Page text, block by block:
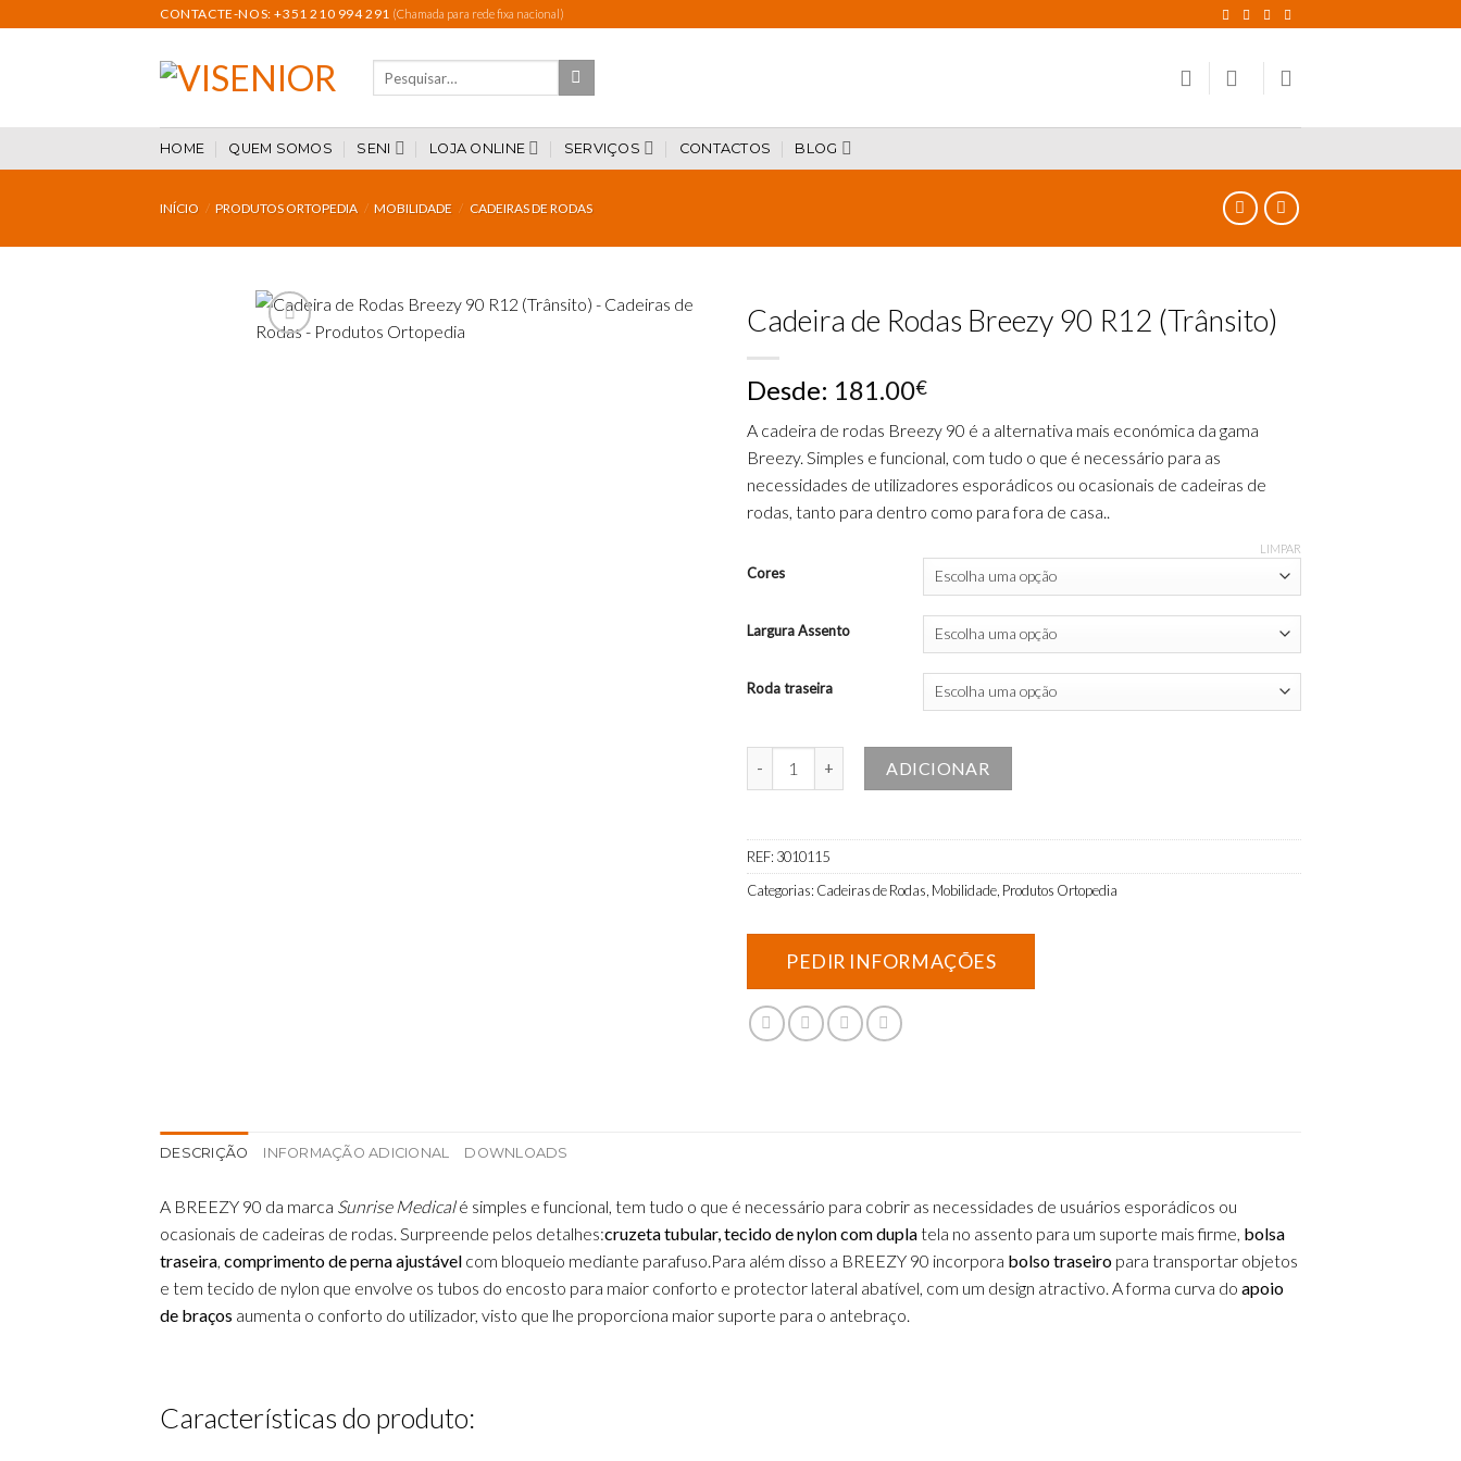
CONTACTE-NOS: +351 210 994 291 (Chamada para rede fixa nacional)
HOME QUEM SOMOS SENI LOJA ONLINE SERVIÇOS CONTACTOS BLOG
INÍCIO / PRODUTOS ORTOPEDIA / MOBILIDADE / CADEIRAS DE RODAS
Cadeira de Rodas Breezy 90 R12 (Trânsito)
Desde: 181.00€
A cadeira de rodas Breezy 90 é a alternativa mais económica da gama
Breezy. Simples e funcional, com tudo o que é necessário para as
necessidades de utilizadores esporádicos ou ocasionais de cadeiras de
rodas, tanto para dentro como para fora de casa..
Cores
Largura Assento
Roda traseira
LIMPAR
ADICIONAR
REF: 3010115
Categorias: Cadeiras de Rodas Mobilidade Produtos Ortopedia
DESCRIÇÃO INFORMAÇÃO ADICIONAL DOWNLOADS
A BREEZY 90 da marca Sunrise Medicalé simples e funcional, tem tudo o que é necessário para cobrir as necessidades de usuários esporádicos ou
ocasionais de cadeiras de rodas. Surpreende pelos detalhes:cruzeta tubular,tecido de nylon com duplatela no assento para um suporte mais firme, bolsa
traseira, comprimento de perna ajustável com bloqueio mediante parafuso.Para além disso a BREEZY 90 incorpora bolso traseiro para transportar objetos
e tem tecido de nylon que envolve os tubos do encosto para maior conforto e protector lateral abatível, com um design atractivo. A forma curva do apoio
de braços aumenta o conforto do utilizador, visto que lhe proporciona maior suporte para o antebraço.
Características do produto: